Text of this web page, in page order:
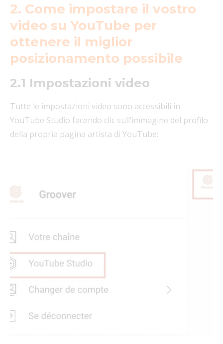
2. Come impostare il vostro
video su YouTube per
ottenere il miglior
posizionamento possibile
2.1 Impostazioni video
Tutte le impostazioni video sono accessibili in
YouTube Studio facendo clic sull’immagine del profilo
della propria pagina artista di YouTube: